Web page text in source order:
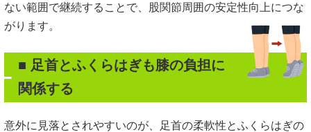
ない範囲で継続することで、股関節周囲の安定性向上につな
がります。
■ 足首とふくらはぎも膝の負担に
関係する
意外に見落とされやすいのが、足首の柔軟性とふくらはぎの